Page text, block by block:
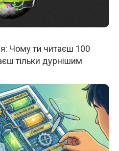
Чому ти читаєш 100
тільки дурнішим